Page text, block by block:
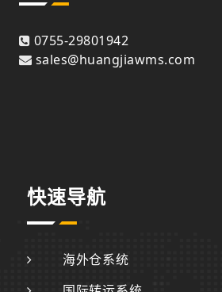
0755-29801942
sales@huangjiawms.com
快速导航
海外仓系统